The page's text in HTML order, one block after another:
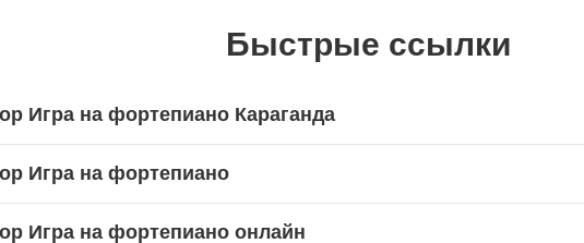
Быстрые ссылки
Игра на фортепиано Караганда
Игра на фортепиано
Игра на фортепиано онлайн